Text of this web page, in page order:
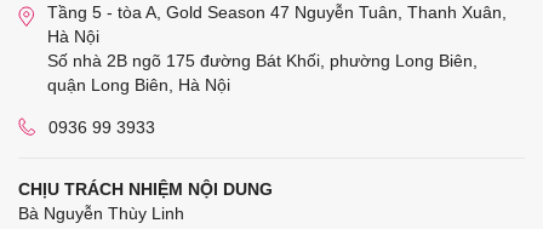
Tầng 5 - tòa A, Gold Season 47 Nguyễn Tuân, Thanh Xuân,
Hà Nội
Số nhà 2B ngõ 175 đường Bát Khối, phường Long Biên,
quận Long Biên, Hà Nội
0936 99 3933
CHỊU TRÁCH NHIỆM NỘI DUNG
Bà Nguyễn Thùy Linh